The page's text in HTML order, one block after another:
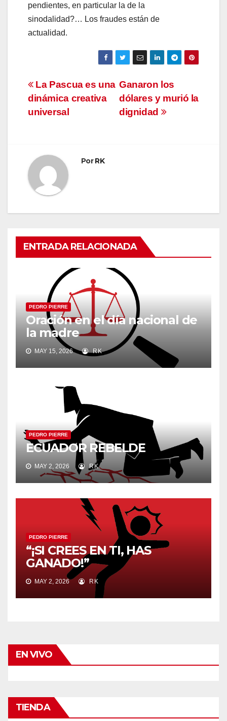
pendientes, en particular la de la
sinodalidad?… Los fraudes están de
actualidad.
Navegación
de
entradas
Ganaron los
dólares y murió la
dignidad
La Pascua es una
dinámica creativa
universal
PorRK
ENTRADA RELACIONADA
PEDRO PIERRE
Oración en el día nacional de
la madre
MAY 15, 2026 RK
PEDRO PIERRE
ECUADOR REBELDE
MAY 2, 2026 RK
PEDRO PIERRE
“¡SI CREES EN TI, HAS
GANADO!”
MAY 2, 2026 RK
EN VIVO
TIENDA